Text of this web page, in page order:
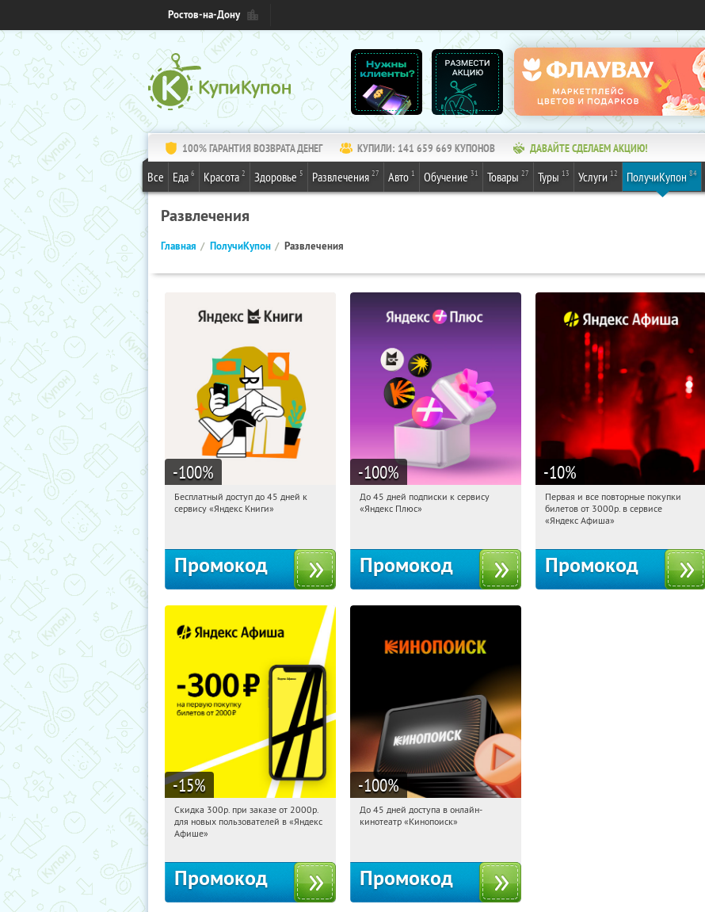
Ростов-на-Дону
100% ГАРАНТИЯ ВОЗВРАТА ДЕНЕГ КУПИЛИ: 141 659 669 КУПОНОВ ДАВАЙТЕ СДЕЛАЕМ АКЦИЮ!
Все Еда 6 Красота 2 Здоровье 5 Развлечения 27 Авто 1 Обучение 31 Товары 27 Туры 13 Услуги 12 ПолучиКупон 84
Развлечения
Главная ПолучиКупон Развлечения
-100%
19:07:20
Получи первым!
Бесплатный доступ до 45 дней к
сервису «Яндекс Книги»
Промокод
-100%
19:07:20 Получили:
До 45 дней подписки к сервису
«Яндекс Плюс»
Промокод
-10%
19:07:20 Получили:
Россия
Первая и все повторные покупки
билетов от 3000р. в сервисе
«Яндекс Афиша»
Промокод
-15%
19:07:20 Получили:65
Россия
Скидка 300р. при заказе от 2000р.
для новых пользователей в «Яндекс
Афише»
Промокод
-100%
19:07:20 Получили:
До 45 дней доступа в онлайн-
кинотеатр «Кинопоиск»
Промокод